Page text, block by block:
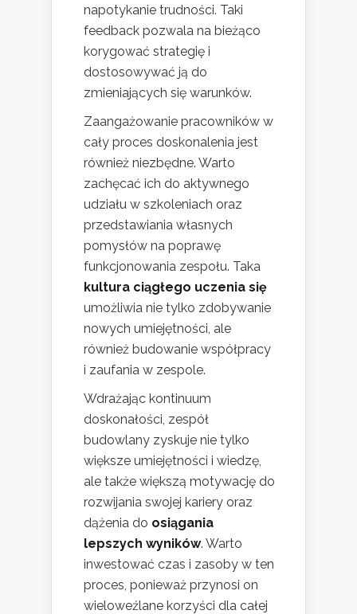
napotykanie trudności. Taki
feedback pozwala na bieżąco
korygować strategię i
dostosowywać ją do
zmieniających się warunków.
Zaangażowanie pracowników w
cały proces doskonalenia jest
również niezbędne. Warto
zachęcać ich do aktywnego
udziału w szkoleniach oraz
przedstawiania własnych
pomysłów na poprawę
funkcjonowania zespołu. Taka
kultura ciągłego uczenia się
umożliwia nie tylko zdobywanie
nowych umiejętności, ale
również budowanie współpracy
i zaufania w zespole.
Wdrażając kontinuum
doskonałości, zespół
budowlany zyskuje nie tylko
większe umiejętności i wiedzę,
ale także większą motywację do
rozwijania swojej kariery oraz
dążenia do osiągania
lepszych wyników. Warto
inwestować czas i zasoby w ten
proces, ponieważ przynosi on
wieloweźlane korzyści dla całej